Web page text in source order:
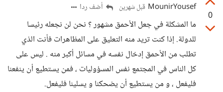
0
MounirYousef قبل شهرين أضف ردا
ما المشكلة في جعل الأحمق مشهور ؟ نحن لن نجعله رئيسا
للدولة. إذا كنت تريد منه التعليق على المظاهرات فأنت الذي
تطلب من الأحمق إدخال نفسه في مسائل أكبر منه . ليس على
كل الناس في المجتمع نفس المسؤوليات ، فمن يستطيع أن ينفعنا
فليفعل ، و من يستطيع أن يضحكنا و يسلينا فليفعل.